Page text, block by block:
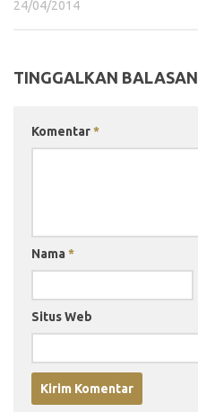
24/04/2014
TINGGALKAN BALASAN
Komentar*
Nama *
Situs Web